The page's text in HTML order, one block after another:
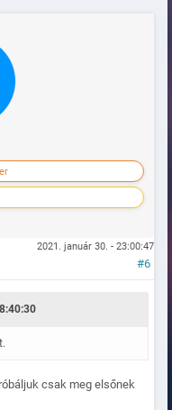
2021. január 30. - 23:00:47
#6
csak meg elsőnek